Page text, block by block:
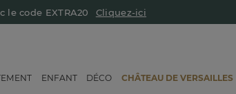
le code EXTRA20 Cliquez-ici
ENFANT DÉCO CHÂTEAU DE VERSAILLES